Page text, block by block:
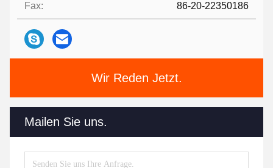
Fax: 86-20-22350186
Wir Reden Jetzt.
Mailen Sie uns.